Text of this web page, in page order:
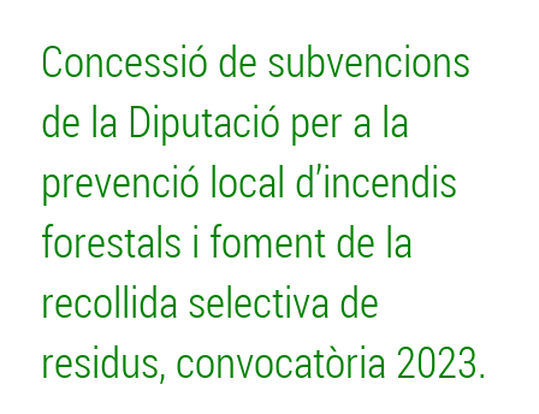
Concessió de subvencions
de la Diputació per a la
prevenció local d’incendis
forestals i foment de la
recollida selectiva de
residus, convocatòria 2023.